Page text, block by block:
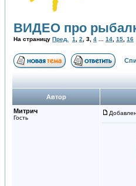
ВИДЕО про
На страницу Пред. 1 2 3 4 14 15 16
Автор
Митрич
Гость